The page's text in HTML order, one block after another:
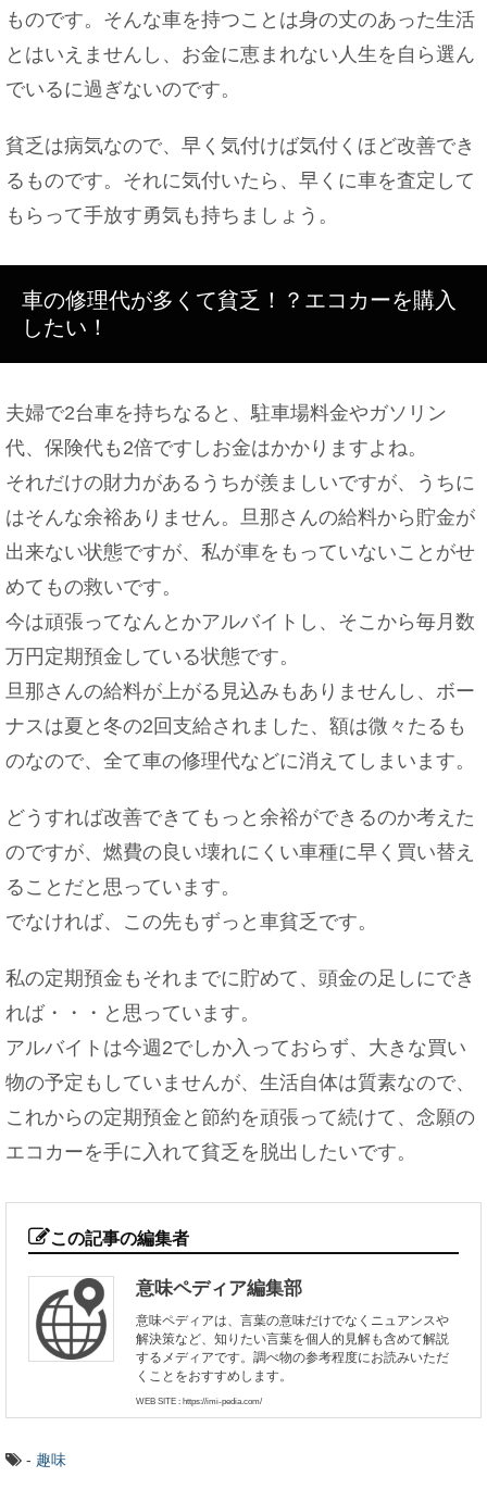
ものです。そんな車を持つことは身の丈のあった生活
とはいえませんし、お金に恵まれない人生を自ら選ん
でいるに過ぎないのです。
貧乏は病気なので、早く気付けば気付くほど改善でき
るものです。それに気付いたら、早くに車を査定して
もらって手放す勇気も持ちましょう。
車の修理代が多くて貧乏！？エコカーを購入
したい！
夫婦で2台車を持ちなると、駐車場料金やガソリン
代、保険代も2倍ですしお金はかかりますよね。
それだけの財力があるうちが羨ましいですが、うちに
はそんな余裕ありません。旦那さんの給料から貯金が
出来ない状態ですが、私が車をもっていないことがせ
めてもの救いです。
今は頑張ってなんとかアルバイトし、そこから毎月数
万円定期預金している状態です。
旦那さんの給料が上がる見込みもありませんし、ボー
ナスは夏と冬の2回支給されました、額は微々たるも
のなので、全て車の修理代などに消えてしまいます。
どうすれば改善できてもっと余裕ができるのか考えた
のですが、燃費の良い壊れにくい車種に早く買い替え
ることだと思っています。
でなければ、この先もずっと車貧乏です。
私の定期預金もそれまでに貯めて、頭金の足しにでき
れば・・・と思っています。
アルバイトは今週2でしか入っておらず、大きな買い
物の予定もしていませんが、生活自体は質素なので、
これからの定期預金と節約を頑張って続けて、念願の
エコカーを手に入れて貧乏を脱出したいです。
この記事の編集者
意味ペディア編集部
意味ペディアは、言葉の意味だけでなくニュアンスや
解決策など、知りたい言葉を個人的見解も含めて解説
するメディアです。調べ物の参考程度にお読みいただ
くことをおすすめします。
WEB SITE : https://imi-pedia.com/
- 趣味